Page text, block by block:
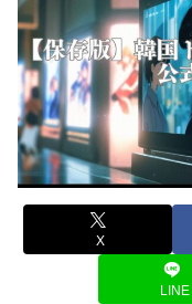
X
LINE